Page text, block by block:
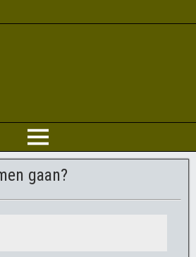
gaan?